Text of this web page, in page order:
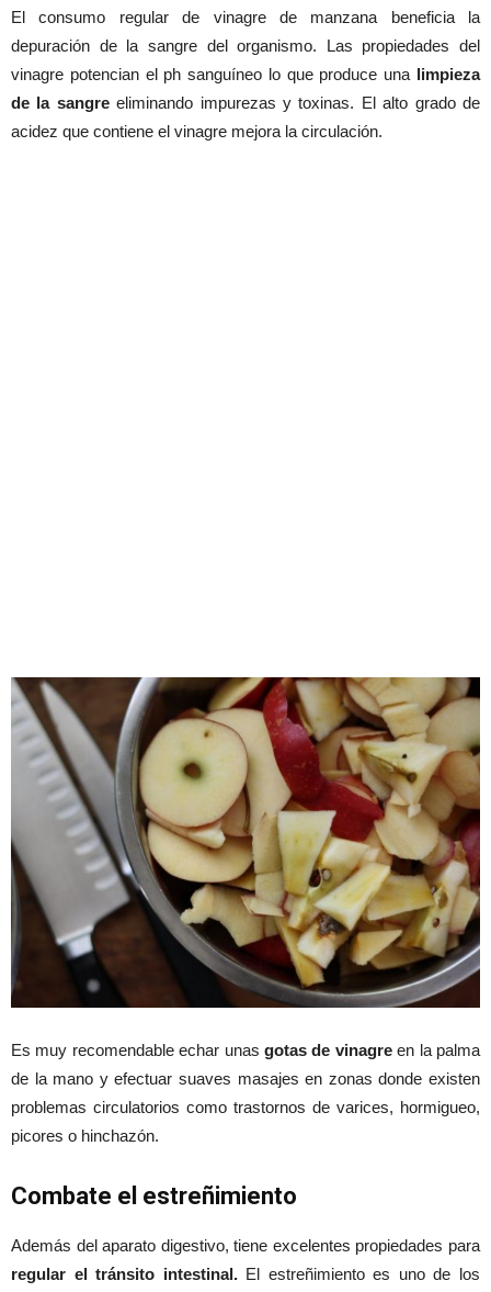
El consumo regular de vinagre de manzana beneficia la
depuración de la sangre del organismo. Las propiedades del
vinagre potencian el ph sanguíneo lo que produce una limpieza
de la sangreeliminando impurezas y toxinas. El alto grado de
acidez que contiene el vinagre mejora la circulación.
Es muy recomendable echar unas gotas de vinagreen la palma
de la mano y efectuar suaves masajes en zonas donde existen
problemas circulatorios como trastornos de varices, hormigueo,
picores o hinchazón.
Combate el estreñimiento
Además del aparato digestivo, tiene excelentes propiedades para
regular el tránsito intestinal.El estreñimiento es uno de los